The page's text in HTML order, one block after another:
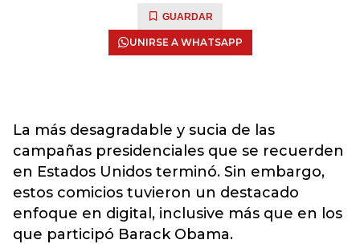
GUARDAR
UNIRSE A WHATSAPP
La más desagradable y sucia de las
campañas presidenciales que se recuerden
en Estados Unidos terminó. Sin embargo,
estos comicios tuvieron un destacado
enfoque en digital, inclusive más que en los
que participó Barack Obama.